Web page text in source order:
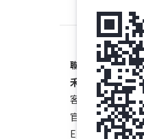
聯絡我們
禾益豐 • 在地餐
客服專線 : 04-
官方LINE :
E-mail: